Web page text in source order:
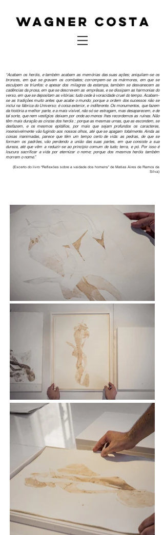
“Acabam os heróis, e também acabam as memórias das suas ações; aniquilam-se os
bronzes, em que se gravam os combates; corrompem-se os mármores, em que se
esculpem os triunfos: e apesar dos milagres da estampa, também se desvanecem as
cadências da prosa, em que se descrevem as emprêsas, e se dissipam as harmonias do
verso, em que se depositam as vitórias: tudo cede à voracidade cruel do tempo. Acabam-
se as tradições muito antes que acabe o mundo; porque a ordem dos sucessos não se
inclui na fábrica do Universo; é coisa exterior, e indiferente. Os monumentos, que fazem
da história a melhor parte, e a mais visível, não só se estragam, mas desaparecem, e de
tal sorte, que nem vestígios deixam por onde ao menos lhes recordemos as ruínas. Não
têm mais duração as cinzas dos heróis ; porque as mesmas urnas, que as escondem, se
desfazem, e os mesmos epitáfios, por mais que sejam profundos os caracteres,
insensìvelmente vão fugindo aos nossos olhos, até que se apagam totalmente. Ainda as
coisas inanimadas, parece que têm um tempo certo de vida: as pedras, de que se
formam os padrões, vão perdendo a união das suas partes, em que consiste a sua
dureza, até que vêm a reduzir-se ao princípio comum de tudo; terra, e pó. Por isso é
loucura sacrificar a vida por eternizar o nome; porque dos mesmos heróis também
morrem o nome.”
(Excerto do livro “Reflexões sobre a vaidade dos homens” de Matias Aires de Ramos da
Silva)